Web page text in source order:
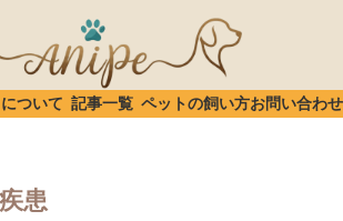
ついて 記事一覧 ペットの飼い方お問い合わせ
患